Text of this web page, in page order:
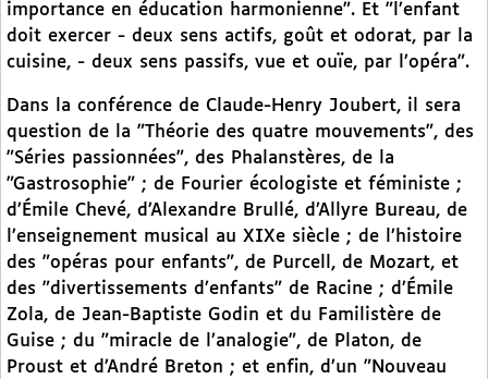
importance en éducation harmonienne". Et "l’enfant
doit exercer - deux sens actifs, goût et odorat, par la
cuisine, - deux sens passifs, vue et ouïe, par l’opéra".
Dans la conférence de Claude-Henry Joubert, il sera
question de la "Théorie des quatre mouvements", des
"Séries passionnées", des Phalanstères, de la
"Gastrosophie" ; de Fourier écologiste et féministe ;
d’Émile Chevé, d’Alexandre Brullé, d’Allyre Bureau, de
l’enseignement musical au XIXe siècle ; de l’histoire
des "opéras pour enfants", de Purcell, de Mozart, et
des "divertissements d’enfants" de Racine ; d’Émile
Zola, de Jean-Baptiste Godin et du Familistère de
Guise ; du "miracle de l’analogie", de Platon, de
Proust et d’André Breton ; et enfin, d’un "Nouveau